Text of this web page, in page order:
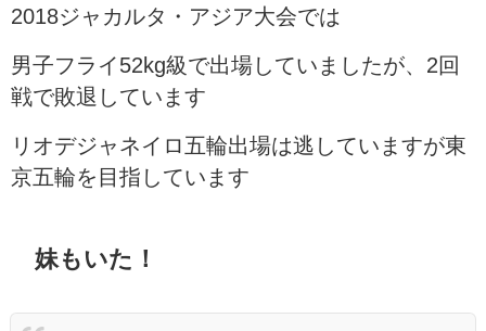
2018ジャカルタ・アジア大会では
男子フライ52kg級で出場していましたが、2回
戦で敗退しています
リオデジャネイロ五輪出場は逃していますが東
京五輪を目指しています
妹もいた！